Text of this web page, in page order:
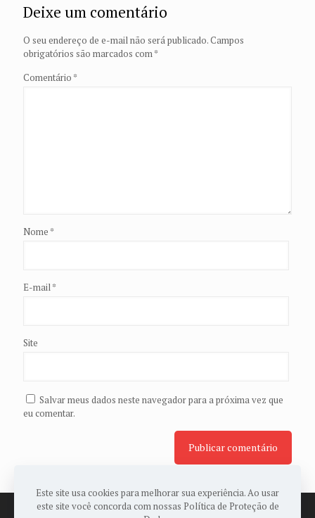
Deixe um comentário
O seu endereço de e-mail não será publicado.Campos
obrigatórios são marcados com *
Comentário *
Nome *
E-mail *
Site
Salvar meus dados neste navegador para a próxima vez que
eu comentar.
Este site usa cookies para melhorar sua experiência. Ao usar
este site você concorda com nossas Política de Proteção de